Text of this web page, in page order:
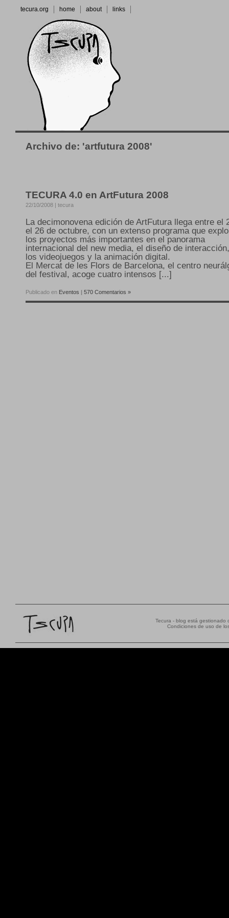
tecura.org home about links
Archivo de: 'artfutura 2008'
TECURA 4.0 en ArtFutura 2008
22/10/2008 | tecura
La decimonovena edición de ArtFutura llega entre el
el 26 de octubre, con un extenso programa que
los proyectos más importantes en el panorama
internacional del new media, el diseño de interacción,
los videojuegos y la animación digital.
El Mercat de les Flors de Barcelona, el centro
del festival, acoge cuatro intensos [...]
Publicado en Eventos | 570 Comentarios »
Tecura - blog está gestionado
Condiciones de uso de